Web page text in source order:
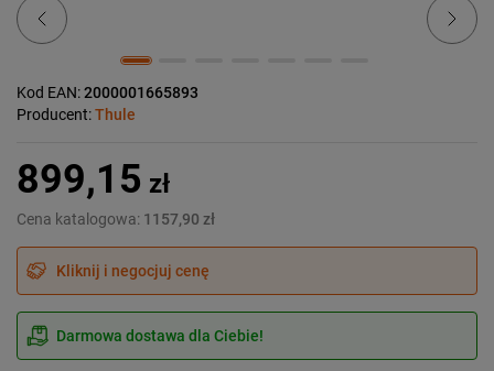
Kod EAN:2000001665893
Producent:Thule
899,15 zł
Cena katalogowa: 1157,90 zł
Kliknij i negocjuj cenę
Darmowa dostawa dla Ciebie!